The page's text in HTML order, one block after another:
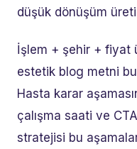
düşük dönüşüm
İşlem + şehir + fiyat
estetik blog metni
Hasta karar
çalışma saati ve
stratejisi bu